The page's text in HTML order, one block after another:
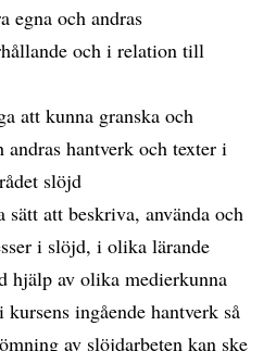
egna och andras
och i relation till
att kunna granska och
andras hantverk och texter i
slöjd
att beskriva, använda och
i slöjd, i olika lärande
hjälp av olika medierkunna
ingående hantverk så
av slöjdarbeten kan ske